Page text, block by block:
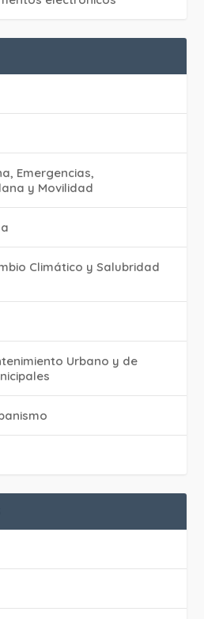
Emergencias,
y Movilidad
Climático y Salubridad
Urbano y de